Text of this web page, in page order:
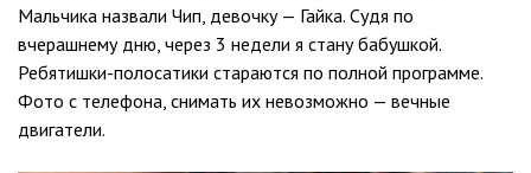
Мальчика назвали Чип, девочку — Гайка. Судя по
вчерашнему дню, через 3 недели я стану бабушкой.
Ребятишки-полосатики стараются по полной программе.
Фото с телефона, снимать их невозможно — вечные
двигатели.